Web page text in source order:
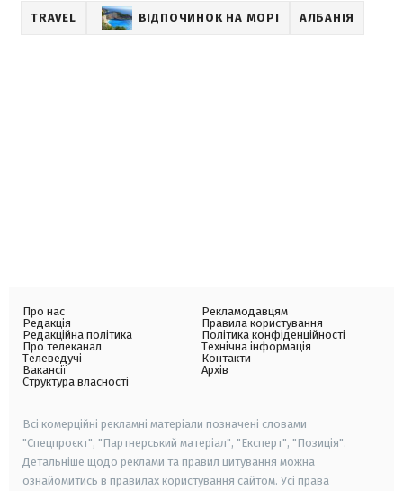
TRAVEL ВІДПОЧИНОК НА МОРІ АЛБАНІЯ
Про нас
Редакція
Редакційна політика
Про телеканал
Телеведучі
Вакансії
Структура власності
Рекламодавцям
Правила користування
Політика конфіденційності
Технічна інформація
Контакти
Архів
Всі комерційні рекламні матеріали позначені словами
"Спецпроєкт", "Партнерський матеріал", "Експерт", "Позиція".
Детальніше щодо реклами та правил цитування можна
ознайомитись в правилах користування сайтом. Усі права